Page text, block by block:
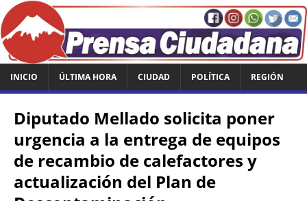
INICIO ÚLTIMA HORA CIUDAD POLÍTICA REGIÓN
Diputado Mellado solicita poner
urgencia a la entrega de equipos
de recambio de calefactores y
actualización del Plan de